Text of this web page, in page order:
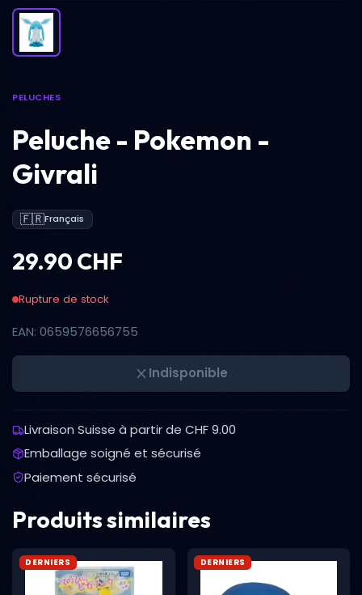
PELUCHES
Peluche - Pokemon -
Givrali
🇫🇷Français
29.90 CHF
Rupture de stock
EAN: 0659576656755
Indisponible
Livraison Suisse à partir de CHF 9.00
Emballage soigné et sécurisé
Paiement sécurisé
Produits similaires
DERNIERS DERNIERS